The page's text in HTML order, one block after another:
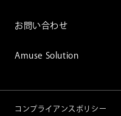
企業理念
アミューズのサステナビリテ
重要課題
お問い合わせ
Amuse Solution
コンプライアンスポリシー